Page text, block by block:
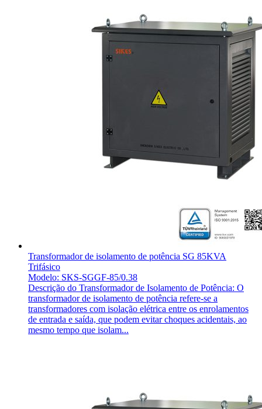
Transformador de isolamento de potência SG 85KVA
Trifásico
Modelo: SKS-SGGF-85/0.38
Descrição do Transformador de Isolamento de Potência: O
transformador de isolamento de potência refere-se a
transformadores com isolação elétrica entre os enrolamentos
de entrada e saída, que podem evitar choques acidentais, ao
mesmo tempo que isolam...